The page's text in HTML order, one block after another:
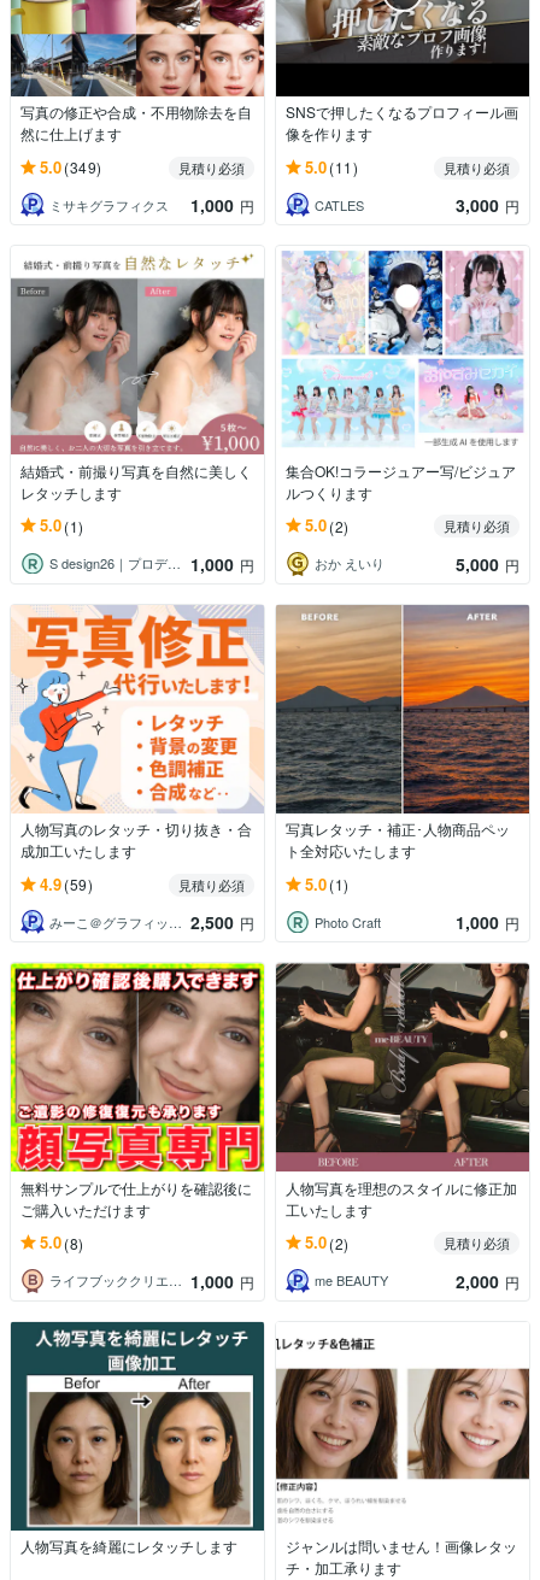
写真の修正や合成・不用物除去を自
然に仕上げます
5.0(349)
見積り必須
ミサキグラフィクス
1,000 円
SNSで押したくなるプロフィール画
像を作ります
5.0(11)
見積り必須
CATLES
3,000 円
結婚式・前撮り写真を自然に美しく
レタッチします
5.0(1)
S design26｜プロデザイナー 1,000 円
集合OK!コラージュアー写/ビジュア
ルつくります
5.0(2)
見積り必須
おか えいり
5,000 円
人物写真のレタッチ・切り抜き・合
成加工いたします
4.9(59)
見積り必須
みーこ＠グラフィック×Webデザイナー
2,500 円
写真レタッチ・補正･人物商品ペッ
ト全対応いたします
5.0(1)
Photo Craft 1,000 円
無料サンプルで仕上がりを確認後に
ご購入いただけます
5.0(8)
ライフブッククリエイト 1,000 円
人物写真を理想のスタイルに修正加
工いたします
5.0(2)
見積り必須
me BEAUTY
2,000 円
人物写真を綺麗にレタッチします
ジャンルは問いません！画像レタッ
チ・加工承ります